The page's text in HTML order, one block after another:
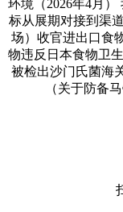
环境（2026年4月
标从展期对接到渠
场）收官进出口食
物违反日本食物卫
被检出沙门氏菌海
（关于防备